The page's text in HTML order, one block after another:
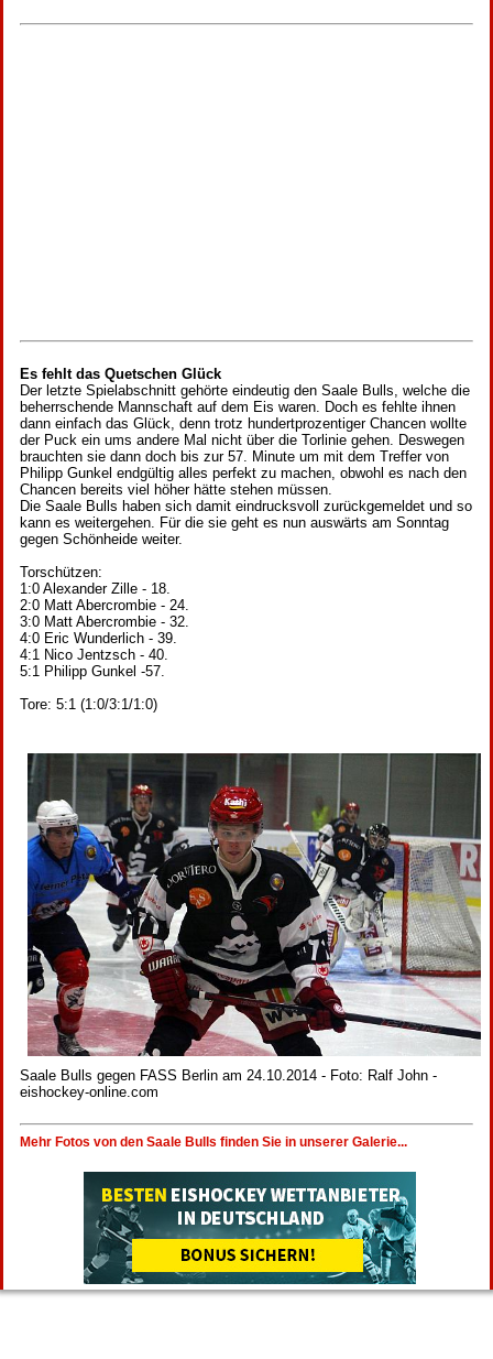
Es fehlt das Quetschen Glück
Der letzte Spielabschnitt gehörte eindeutig den Saale Bulls, welche die
beherrschende Mannschaft auf dem Eis waren. Doch es fehlte ihnen
dann einfach das Glück, denn trotz hundertprozentiger Chancen wollte
der Puck ein ums andere Mal nicht über die Torlinie gehen. Deswegen
brauchten sie dann doch bis zur 57. Minute um mit dem Treffer von
Philipp Gunkel endgültig alles perfekt zu machen, obwohl es nach den
Chancen bereits viel höher hätte stehen müssen.
Die Saale Bulls haben sich damit eindrucksvoll zurückgemeldet und so
kann es weitergehen. Für die sie geht es nun auswärts am Sonntag
gegen Schönheide weiter.
Torschützen:
1:0 Alexander Zille - 18.
2:0 Matt Abercrombie - 24.
3:0 Matt Abercrombie - 32.
4:0 Eric Wunderlich - 39.
4:1 Nico Jentzsch - 40.
5:1 Philipp Gunkel -57.
Tore: 5:1 (1:0/3:1/1:0)
Saale Bulls gegen FASS Berlin am 24.10.2014 - Foto: Ralf John -
eishockey-online.com
Mehr Fotos von den Saale Bulls finden Sie in unserer Galerie...